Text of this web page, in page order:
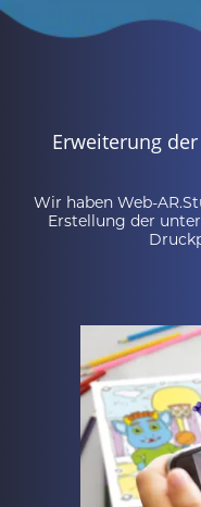
Erweiterung
Wir haben Web-
Erstellung der